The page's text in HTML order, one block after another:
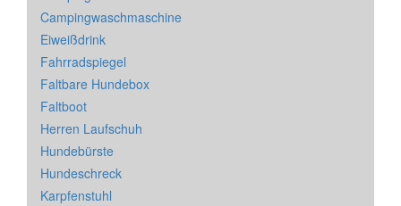
Campingwaschmaschine
Eiweißdrink
Fahrradspiegel
Faltbare Hundebox
Faltboot
Herren Laufschuh
Hundebürste
Hundeschreck
Karpfenstuhl